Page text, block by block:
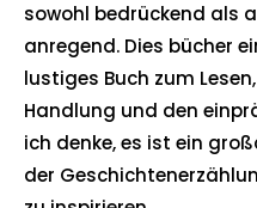
sowohl bedrückend als
anregend. Dies bücher
lustiges Buch zum
Handlung und den
ich denke, es ist ein
der